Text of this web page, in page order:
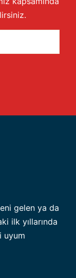
gelen ya da
ilk yıllarında
uyum